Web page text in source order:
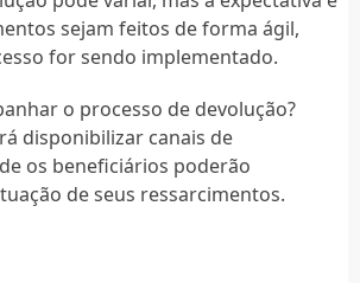
sejam feitos de forma ágil,
for sendo implementado.
o processo de devolução?
disponibilizar canais de
os beneficiários poderão
de seus ressarcimentos.